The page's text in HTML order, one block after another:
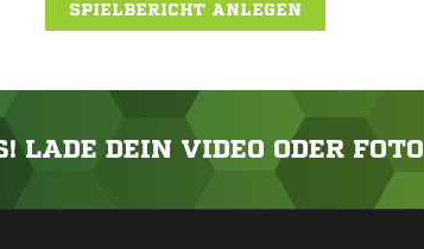
SPIELBERICHT ANLEGEN
LADE DEIN VIDEO ODER